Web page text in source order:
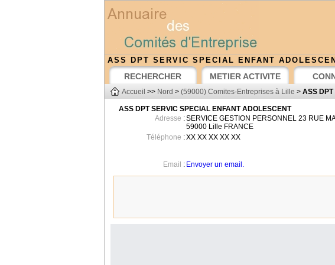
ASS DPT SERVIC SPECIAL ENFANT
RECHERCHER METIER ACTIVITE
Accueil >> Nord > (59000) Comites-Entreprises à Lille > ASS DPT
ASS DPT SERVIC SPECIAL ENFANT ADOLESCENT
Adresse :SERVICE GESTION PERSONNEL 23 RUE
59000 Lille FRANCE
Téléphone :XX XX XX XX XX
Email : Envoyer un email.